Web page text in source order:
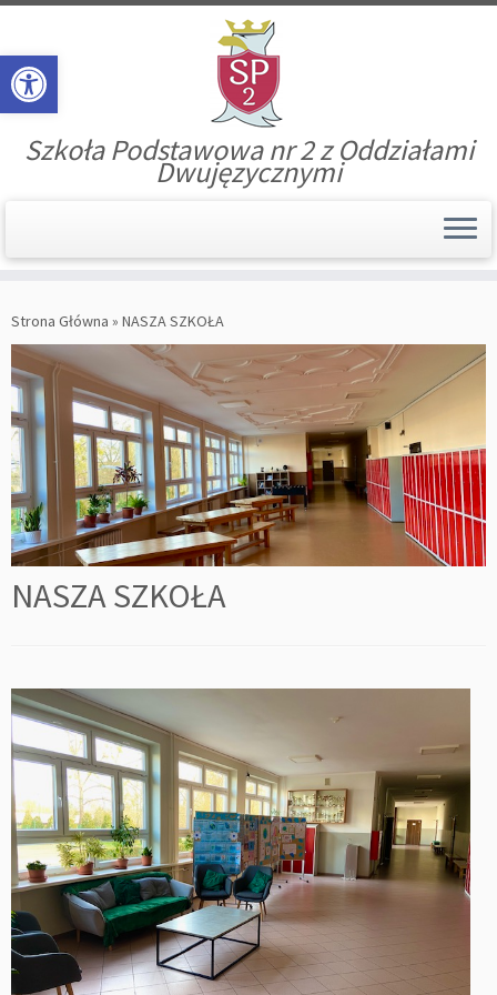
Open toolbar
to
content
Szkoła Podstawowa nr 2 z Oddziałami
Dwujęzycznymi
Strona Główna » NASZA SZKOŁA
NASZA SZKOŁA